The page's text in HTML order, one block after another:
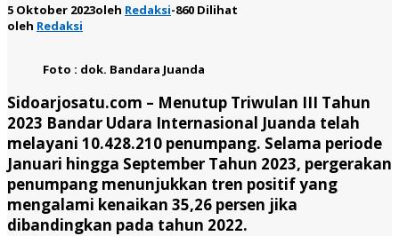
5 Oktober 2023oleh Redaksi-860 Dilihat
oleh Redaksi
Foto : dok. Bandara Juanda
Sidoarjosatu.com – Menutup Triwulan III Tahun
2023 Bandar Udara Internasional Juanda telah
melayani 10.428.210 penumpang. Selama periode
Januari hingga September Tahun 2023, pergerakan
penumpang menunjukkan tren positif yang
mengalami kenaikan 35,26 persen jika
dibandingkan pada tahun 2022.